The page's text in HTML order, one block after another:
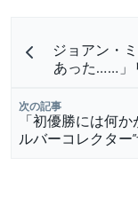
ジョアン・
あった……」
次の記事
「初優勝には何
ルバーコレクター